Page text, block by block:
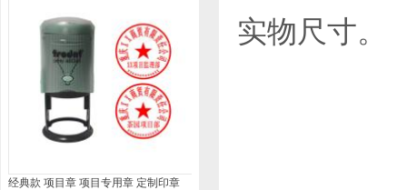
经典款 项目章 项目专用章 定制印章
实物尺寸。